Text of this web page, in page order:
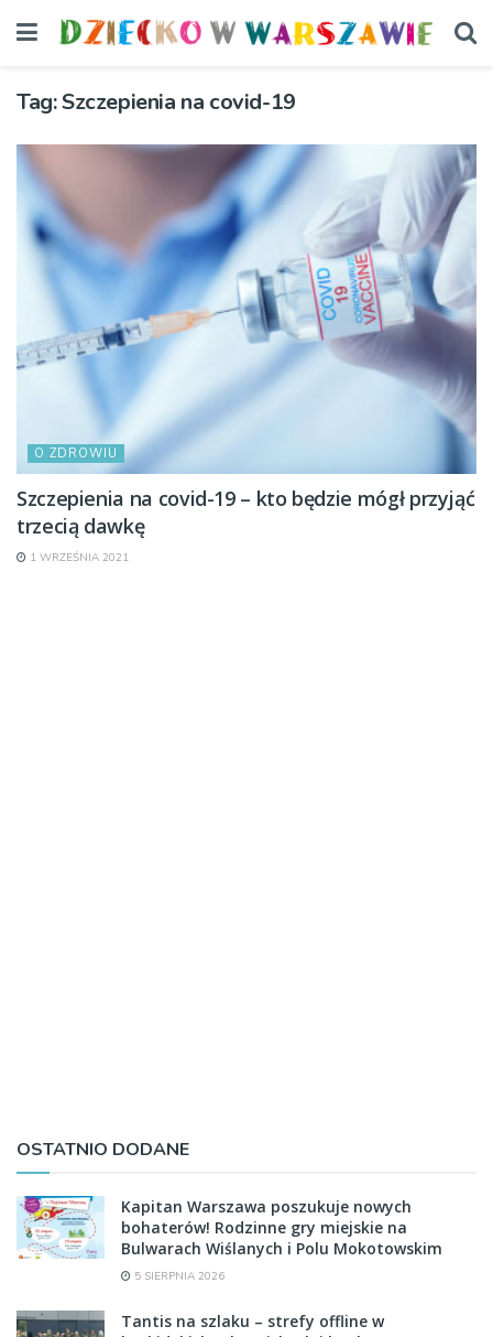
Tag:Szczepienia na covid-19
O ZDROWIU
Szczepienia na covid-19 – kto będzie mógł przyjąć
trzecią dawkę
1 WRZEŚNIA 2021
OSTATNIO DODANE
Kapitan Warszawa poszukuje nowych
bohaterów! Rodzinne gry miejskie na
Bulwarach Wiślanych i Polu Mokotowskim
5 SIERPNIA 2026
Tantis na szlaku – strefy offline w